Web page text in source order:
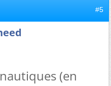
#5
(en